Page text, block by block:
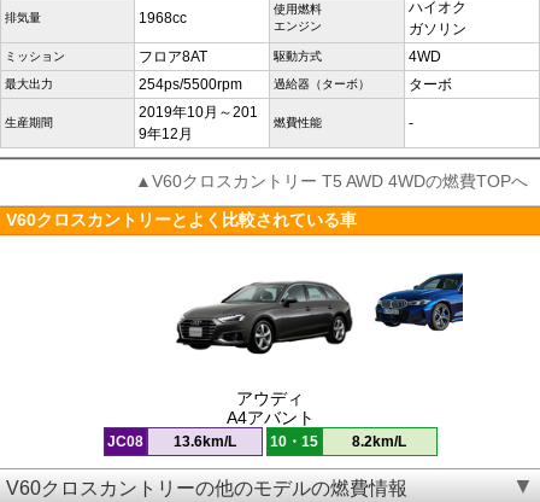
排気量 1968cc
使用燃料
エンジン
ハイオク
ガソリン
ミッション フロア8AT 駆動方式 4WD
最大出力 254ps/5500rpm 過給器（ターボ） ターボ
生産期間
2019年10月～201
9年12月
燃費性能 -
▲V60クロスカントリー T5 AWD 4WDの燃費TOPへ
V60クロスカントリーとよく比較されている車
アウディ
A4アバント
JC08 13.6km/L 10・15 8.2km/L
V60クロスカントリーの他のモデルの燃費情報